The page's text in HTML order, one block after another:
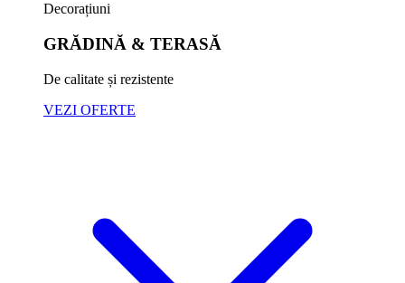
Decorațiuni
GRĂDINĂ & TERASĂ
De calitate și rezistente
VEZI OFERTE